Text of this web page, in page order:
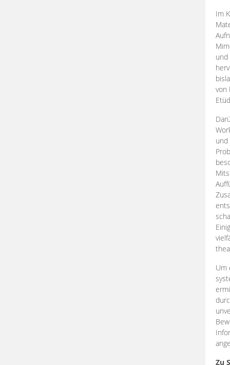
Im
und
von
und
Um
Zu